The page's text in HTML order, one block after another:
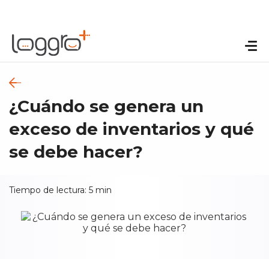
¿Cuándo se genera un
exceso de inventarios y qué
se debe hacer?
Tiempo de lectura: 5 min